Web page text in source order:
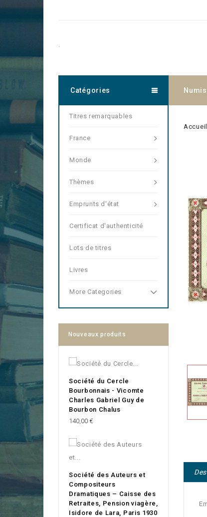
.
Catégories
Titres remarquables
France
Monde
Thèmes
Emprunts d'état
Certificat d'authenticité
Lots de titres
Livres
More Categories
Nouveaux produits
Société du Cercle
Bourbonnais - Vicomte
Charles Gabriel Guy de
Bourbon Chalus
Prix
140,00 €
Société des Auteurs et
Compositeurs
Dramatiques – Caisse des
Retraites, Pension viagère,
Isidore de Lara, Paris 1930
Accueil